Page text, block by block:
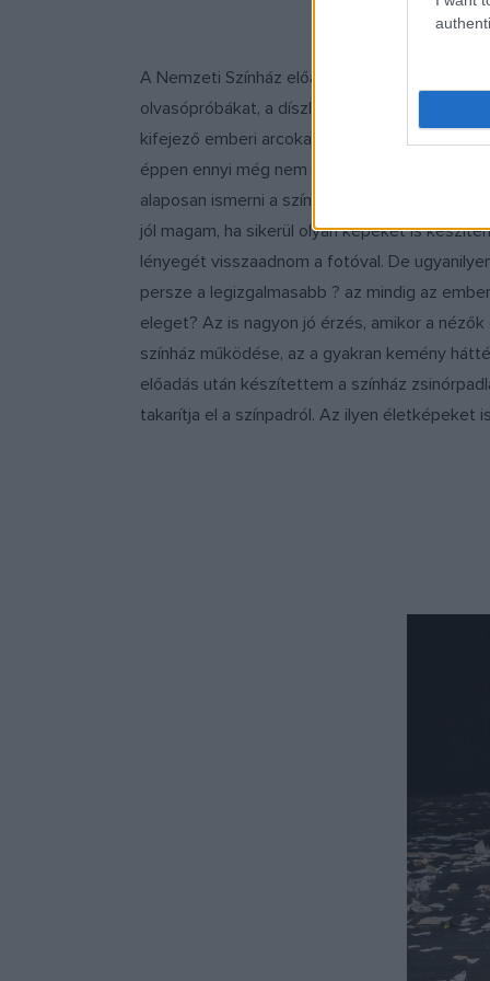
A Nemzeti Színház előadásait és az életét is
olvasópróbákat, a díszlet felállítását, a
kifejező emberi arcokat fényképezhetek,
éppen ennyi még nem elég egy jó fotó
alaposan ismerni a színházat, a színészeket,
jól magam, ha sikerül olyan képeket is
lényegét visszaadnom a fotóval. De
persze a legizgalmasabb ? az mindig az
eleget? Az is nagyon jó érzés, amikor a
színház működése, az a gyakran kemény
előadás után készítettem a színház
takarítja el a színpadról. Az ilyen életképeket